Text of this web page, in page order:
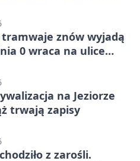
znów wyjadą
0 wraca na ulice
na Jeziorze
trwają zapisy
z zarośli.